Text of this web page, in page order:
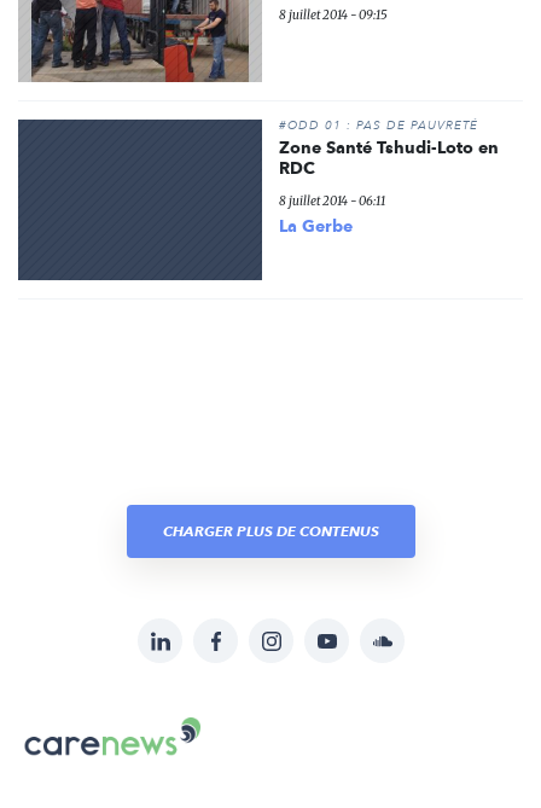
8 juillet 2014 - 09:15
#ODD 01 : PAS DE PAUVRETÉ
Zone Santé Tshudi-Loto en
RDC
8 juillet 2014 - 06:11
La Gerbe
CHARGER PLUS DE CONTENUS
sur:
LinkedInFacebookInstagramYouTubeSoundcloud
Le